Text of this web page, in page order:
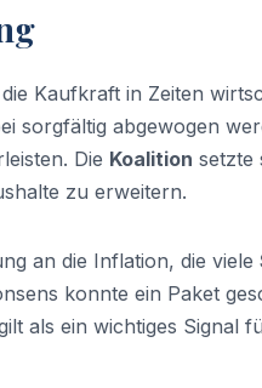
Kaufkraft in Zeiten
sorgfältig abgewogen
Die Koalition setzte
zu erweitern.
an die Inflation, die viele
konnte ein Paket
als ein wichtiges Signal